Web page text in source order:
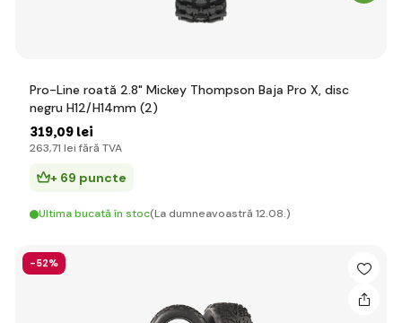
Pro-Line roată 2.8" Mickey Thompson Baja Pro X, disc
negru H12/H14mm (2)
319,09 lei
263,71 lei fără TVA
+ 69 puncte
Ultima bucată în stoc(La dumneavoastră 12.08.)
-52%